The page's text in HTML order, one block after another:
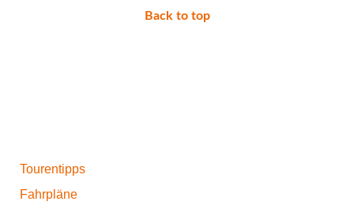
Back to top
Tourentipps
Fahrpläne